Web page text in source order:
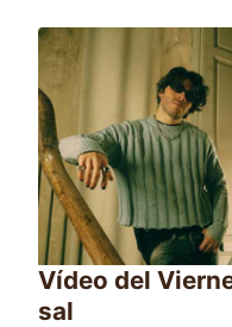
Vídeo del
sal